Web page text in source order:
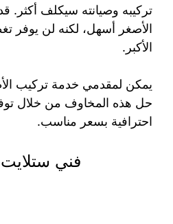
تركيبه وصيانته سيكلف أكثر.
الأصغر أسهل، لكنه لن يوفر
الأكبر.
يمكن لمقدمي خدمة تركيب
حل هذه المخاوف من خلال
احترافية بسعر مناسب.
فني